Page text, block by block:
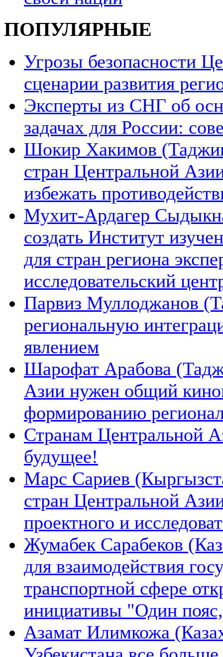
ПОПУЛЯРНЫЕ
Угрозы безопасности
сценарии развития
Эксперты из СНГ об
задачах для России:
Шокир Хакимов
стран Центральной
избежать
Мухит-Ардагер
создать Институт
для стран региона
исследовательский
Парвиз Муллоджанов
региональную
явлением
Шарофат Арабова
Азии нужен общий
формированию
Странам Центральной
будущее!
Марс Сариев
стран Центральной
проектного и
Жумабек Сарабеков
для взаимодействия
транспортной сфере
инициативы "Один
Азамат Илимкожа